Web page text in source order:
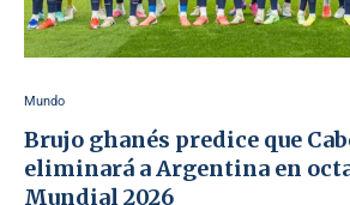
Mundo
Brujo ghanés predice que
eliminará a Argentina en
Mundial 2026